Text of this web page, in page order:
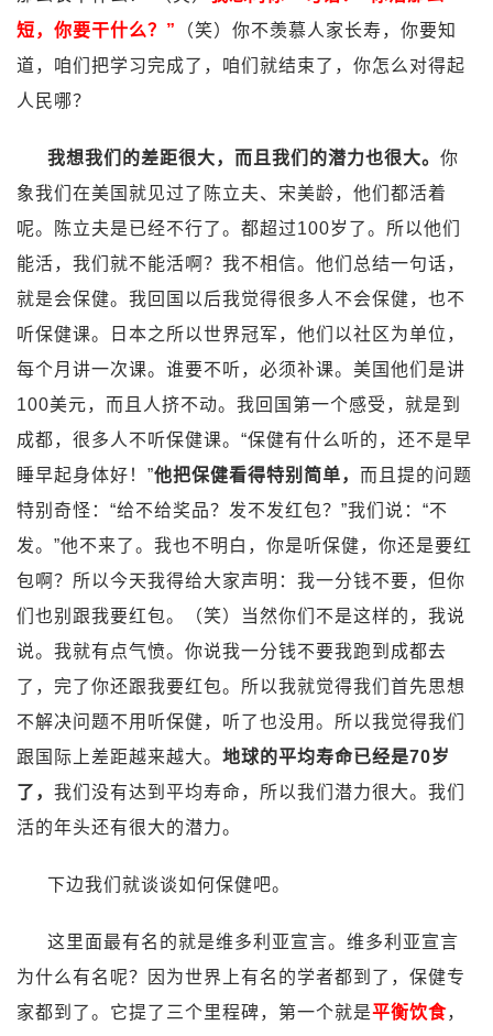
短，你要干什么？”
（笑）你不羡慕人家长寿，你要知
道，咱们把学习完成了，咱们就结束了，你怎么对得起
人民哪？
我想我们的差距很大，而且我们的潜力也很大。 你
象我们在美国就见过了陈立夫、宋美龄，他们都活着
呢。陈立夫是已经不行了。都超过100岁了。所以他们
能活，我们就不能活啊？我不相信。他们总结一句话，
就是会保健。我回国以后我觉得很多人不会保健，也不
听保健课。日本之所以世界冠军，他们以社区为单位，
每个月讲一次课。谁要不听，必须补课。美国他们是讲
100美元，而且人挤不动。我回国第一个感受，就是到
成都，很多人不听保健课。“保健有什么听的，还不是早
睡早起身体好！”他把保健看得特别简单， 而且提的问题
特别奇怪：“给不给奖品？发不发红包？”我们说：“不
发。”他不来了。我也不明白，你是听保健，你还是要红
包啊？所以今天我得给大家声明：我一分钱不要，但你
们也别跟我要红包。（笑）当然你们不是这样的，我说
说。我就有点气愤。你说我一分钱不要我跑到成都去
了，完了你还跟我要红包。所以我就觉得我们首先思想
不解决问题不用听保健，听了也没用。所以我觉得我们
跟国际上差距越来越大。 地球的平均寿命已经是70岁
了， 我们没有达到平均寿命，所以我们潜力很大。我们
活的年头还有很大的潜力。
下边我们就谈谈如何保健吧。
这里面最有名的就是维多利亚宣言。维多利亚宣言
为什么有名呢？因为世界上有名的学者都到了，保健专
家都到了。它提了三个里程碑，第一个就是平衡饮食，